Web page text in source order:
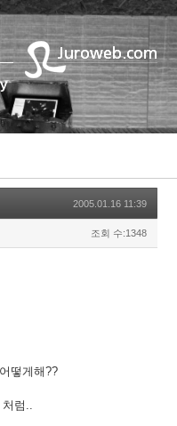
2005.01.16 11:39
조회 수:1348
떻게해??
럼..